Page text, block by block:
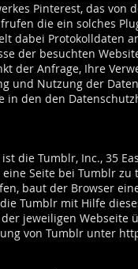
Pinterest, das von
die ein solches
dabei Protokolldaten
der besuchten
der Anfrage, Ihre
und Nutzung der
in den den
Tumblr, Inc., 35
Seite bei Tumblr
baut der Browser
Tumblr mit Hilfe
jeweiligen Webseite
von Tumblr unter